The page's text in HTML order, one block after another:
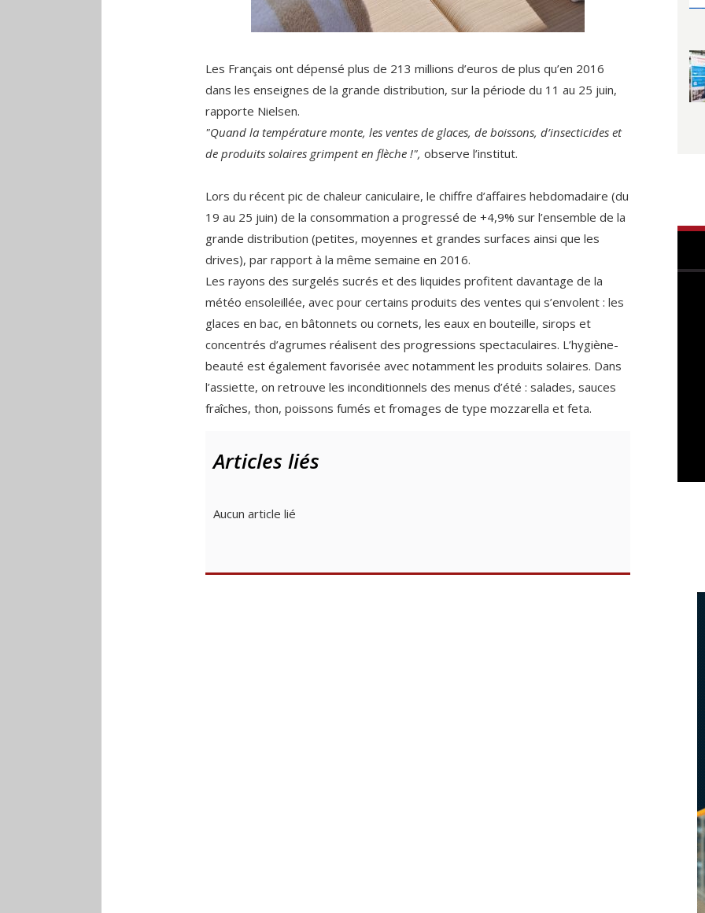
Les Français ont dépensé plus de 213 millions d’euros de plus qu’en 2016
dans les enseignes de la grande distribution, sur la période du 11 au 25 juin,
rapporte Nielsen.
"Quand la température monte, les ventes de glaces, de boissons, d’insecticides et
de produits solaires grimpent en flèche !", observe l’institut.
Lors du récent pic de chaleur caniculaire, le chiffre d’affaires hebdomadaire (du
19 au 25 juin) de la consommation a progressé de +4,9% sur l’ensemble de la
grande distribution (petites, moyennes et grandes surfaces ainsi que les
drives), par rapport à la même semaine en 2016.
Les rayons des surgelés sucrés et des liquides profitent davantage de la
météo ensoleillée, avec pour certains produits des ventes qui s’envolent : les
glaces en bac, en bâtonnets ou cornets, les eaux en bouteille, sirops et
concentrés d’agrumes réalisent des progressions spectaculaires. L’hygiène-
beauté est également favorisée avec notamment les produits solaires. Dans
l’assiette, on retrouve les inconditionnels des menus d’été : salades, sauces
fraîches, thon, poissons fumés et fromages de type mozzarella et feta.
Articles liés
Aucun article lié